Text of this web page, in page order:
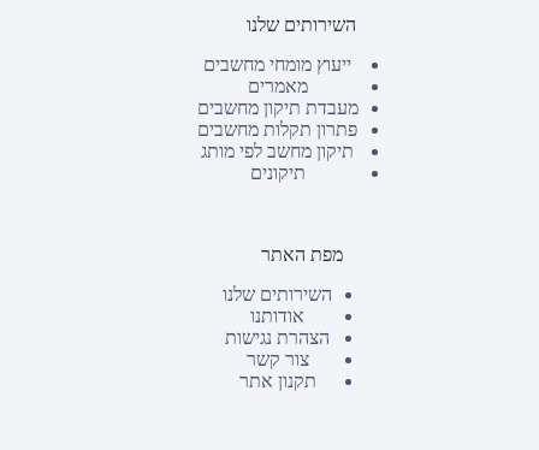
השירותים שלנו
ייעוץ מומחי מחשבים
מאמרים
מעבדת תיקון מחשבים
פתרון תקלות מחשבים
תיקון מחשב לפי מותג
תיקונים
מפת האתר
השירותים שלנו
אודותנו
הצהרת נגישות
צור קשר
תקנון אתר